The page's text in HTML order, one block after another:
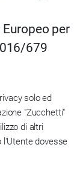
per
679
solo ed
"Zucchetti"
di altri
l'Utente dovesse